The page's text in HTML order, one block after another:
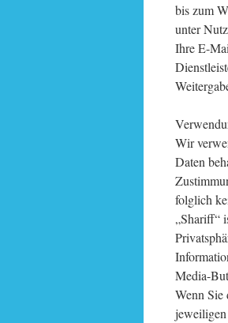
bis zum
unter
Ihre E-
Wir
Daten
folglich
„Shariff“
Media-
Wenn Sie